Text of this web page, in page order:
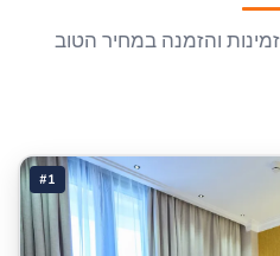
והזמנה במחיר הטוב
#1